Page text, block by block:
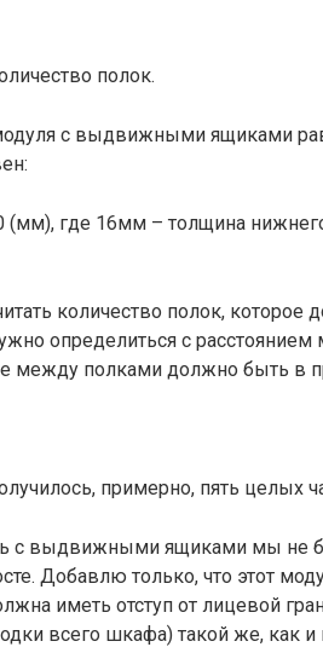
полок.
с выдвижными ящиками
(мм), где 16мм – толщина
количество полок, которое
определиться с
между полками должно быть в
примерно, пять целых
с выдвижными ящиками мы не
Добавлю только, что этот
иметь отступ от лицевой
всего шкафа) такой же, как и